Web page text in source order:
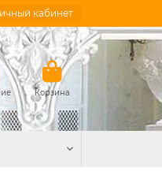
кабинет
Корзина